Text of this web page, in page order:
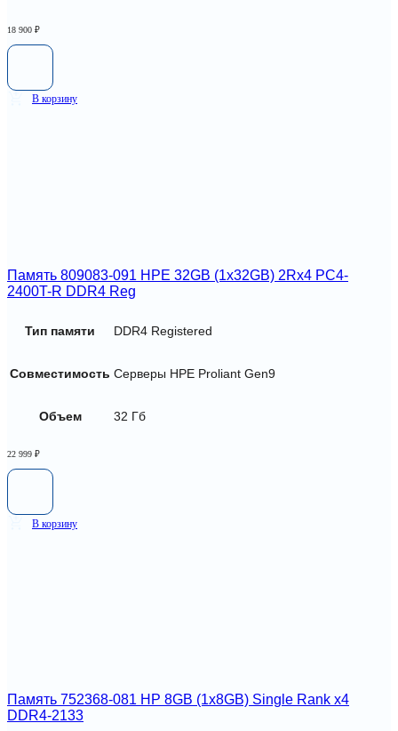
18 900 ₽
В корзину
Память 809083-091 HPE 32GB (1x32GB) 2Rx4 PC4-
2400T-R DDR4 Reg
Тип памяти DDR4 Registered
Совместимость Серверы HPE Proliant Gen9
Объем 32 Гб
22 999 ₽
В корзину
Память 752368-081 HP 8GB (1x8GB) Single Rank x4
DDR4-2133